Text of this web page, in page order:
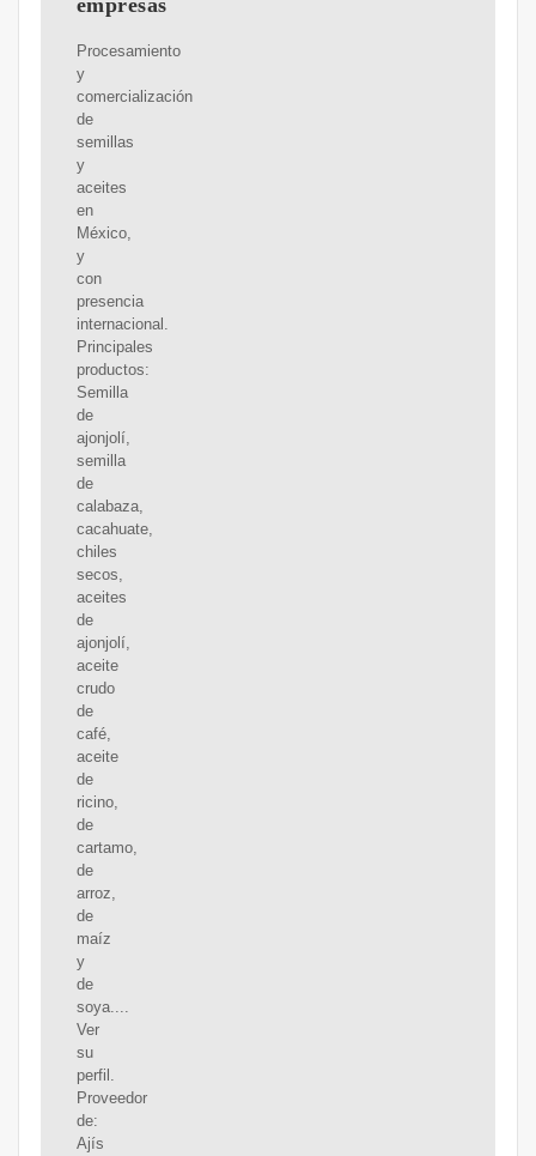
empresas
Procesamiento
y
comercialización
de
semillas
y
aceites
en
México,
y
con
presencia
internacional.
Principales
productos:
Semilla
de
ajonjolí,
semilla
de
calabaza,
cacahuate,
chiles
secos,
aceites
de
ajonjolí,
aceite
crudo
de
café,
aceite
de
ricino,
de
cartamo,
de
arroz,
de
maíz
y
de
soya....
Ver
su
perfil.
Proveedor
de:
Ajís